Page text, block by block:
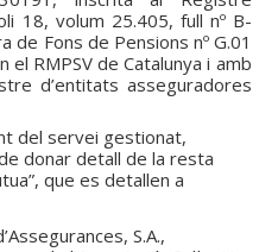
18, volum 25.405, full nº B-
de Fons de Pensions nº G.01
el RMPSV de Catalunya i amb
d’entitats asseguradores
del servei gestionat,
donar detall de la resta
que es detallen a
S.A.,